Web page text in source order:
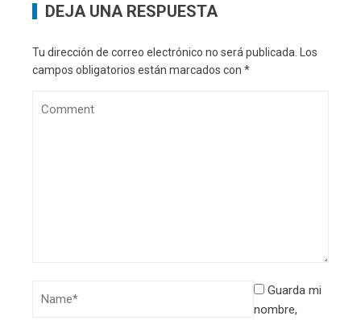
DEJA UNA RESPUESTA
Tu dirección de correo electrónico no será publicada. Los
campos obligatorios están marcados con *
Guarda mi
nombre,